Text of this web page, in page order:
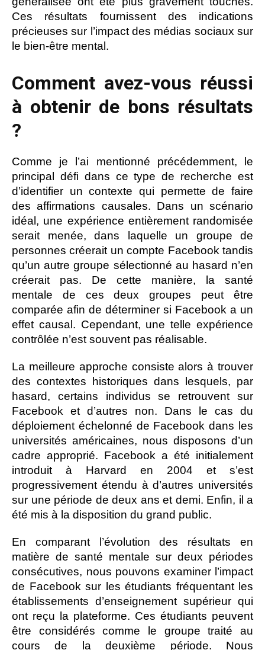
Ces résultats fournissent des indications
précieuses sur l’impact des médias sociaux sur
le bien-être mental.
Comment avez-vous réussi
à obtenir de bons résultats
?
Comme je l’ai mentionné précédemment, le
principal défi dans ce type de recherche est
d’identifier un contexte qui permette de faire
des affirmations causales. Dans un scénario
idéal, une expérience entièrement randomisée
serait menée, dans laquelle un groupe de
personnes créerait un compte Facebook tandis
qu’un autre groupe sélectionné au hasard n’en
créerait pas. De cette manière, la santé
mentale de ces deux groupes peut être
comparée afin de déterminer si Facebook a un
effet causal. Cependant, une telle expérience
contrôlée n’est souvent pas réalisable.
La meilleure approche consiste alors à trouver
des contextes historiques dans lesquels, par
hasard, certains individus se retrouvent sur
Facebook et d’autres non. Dans le cas du
déploiement échelonné de Facebook dans les
universités américaines, nous disposons d’un
cadre approprié. Facebook a été initialement
introduit à Harvard en 2004 et s’est
progressivement étendu à d’autres universités
sur une période de deux ans et demi. Enfin, il a
été mis à la disposition du grand public.
En comparant l’évolution des résultats en
matière de santé mentale sur deux périodes
consécutives, nous pouvons examiner l’impact
de Facebook sur les étudiants fréquentant les
établissements d’enseignement supérieur qui
ont reçu la plateforme. Ces étudiants peuvent
être considérés comme le groupe traité au
cours de la deuxième période. Nous